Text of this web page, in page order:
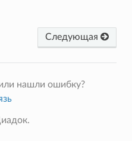
Следующая
нашли ошибку?